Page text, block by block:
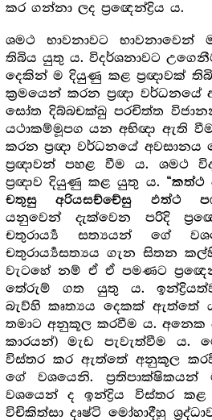
කර ගන්නා ලද ප්‍රඥෙන්ද්‍රිය ය.
ශමථ භාවනාවට
තිබිය යුතු ය. විදර්ශනාවට
දෙකින් ම දියුණු කළ ප්‍ර‍ඥාවක්
ක්‍ර‍මයෙන් කරන ප්‍ර‍ඥා වර්ධනයේ
සෝත දිබ්බචක්ඛු පරචිත්ත
යථාකම්මූපග යන අභිඥා ඇති වීම
කරන ප්‍ර‍ඥා වර්ධනයේ
ප්‍ර‍ඥාවන් පහළ වීම ය. ශමථ
ප්‍ර‍ඥාව දියුණු කළ යුතු ය. “කත්ථ
චතුසු අරියසච්චේසු ඵත්ථ
යනුවෙන් දැක්වෙන පරිදි
චතුරාර්‍ය්‍ය සත්‍යයන් ගේ
චතුරාර්‍ය්‍යසත්‍යය ගැන සිතන
වැටහේ නම් ඒ ඒ පමණට
තේරුම් ගත යුතු ය.
බැව්හි කෘත්‍යය දෙකක්
තමාට අනුකූල කරවීම ය. අනෙක
කාරයන්) මැඩ පැවැත්වීම ය.
විස්තර කර ඇත්තේ අනුකූල
ගේ වශයෙනි. ප්‍ර‍තිපාක්ෂිකයන්
වශයෙන් ද ඉන්ද්‍රිය විස්තර
විචිකිත්සා දෘෂ්ටි මෝහාදීහු